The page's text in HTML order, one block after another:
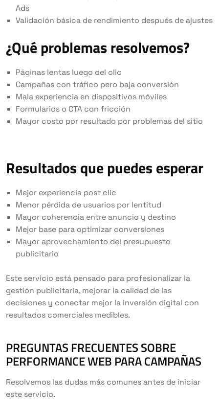
Ads
Validación básica de rendimiento después de ajustes
¿Qué problemas resolvemos?
Páginas lentas luego del clic
Campañas con tráfico pero baja conversión
Mala experiencia en dispositivos móviles
Formularios o CTA con fricción
Mayor costo por resultado por problemas del sitio
Resultados que puedes esperar
Mejor experiencia post clic
Menor pérdida de usuarios por lentitud
Mayor coherencia entre anuncio y destino
Mejor base para optimizar conversiones
Mayor aprovechamiento del presupuesto
publicitario
Este servicio está pensado para profesionalizar la
gestión publicitaria, mejorar la calidad de las
decisiones y conectar mejor la inversión digital con
resultados comerciales medibles.
PREGUNTAS FRECUENTES SOBRE
PERFORMANCE WEB PARA CAMPAÑAS
Resolvemos las dudas más comunes antes de iniciar
este servicio.